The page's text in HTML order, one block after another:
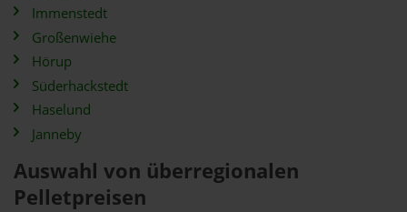
Immenstedt
Großenwiehe
Hörup
Süderhackstedt
Haselund
Janneby
Auswahl von überregionalen
Pelletpreisen